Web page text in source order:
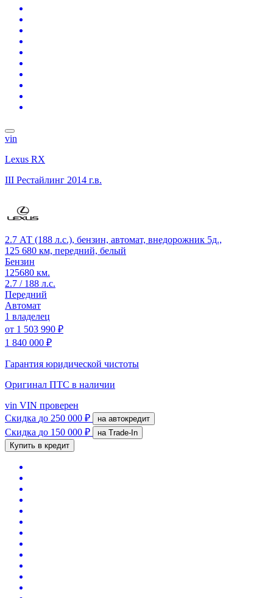
vin
Lexus RX
III Рестайлинг 2014 г.в.
2.7 АТ (188 л.с.), бензин, автомат, внедорожник 5д.,
125 680 км, передний, белый
Бензин
125680 км.
2.7 / 188 л.с.
Передний
Автомат
1 владелец
от 1 503 990 ₽
1 840 000 ₽
Гарантия юридической чистоты
Оригинал ПТС в наличии
vin VIN проверен
Скидка до 250 000 ₽ на автокредит
Скидка до 150 000 ₽
на Trade-In
Купить в кредит